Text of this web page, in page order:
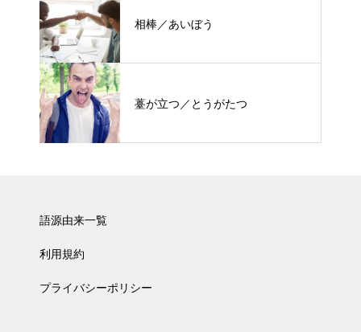
相棒／あいぼう
薹が立つ／とうがたつ
語源由来一覧
利用規約
プライバシーポリシー